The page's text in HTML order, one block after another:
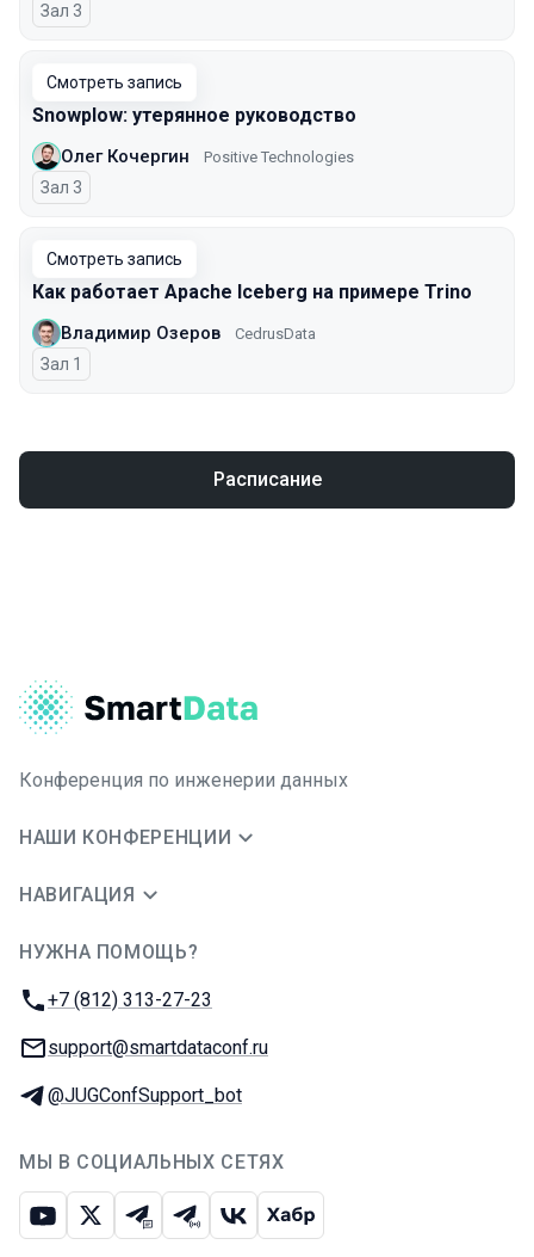
Зал 3
Смотреть запись
Snowplow: утерянное руководство
Олег Кочергин Positive Technologies
Зал 3
Смотреть запись
Как работает Apache Iceberg на примере Trino
Владимир Озеров CedrusData
Зал 1
Расписание
Конференция по инженерии данных
НАШИ КОНФЕРЕНЦИИ
НАВИГАЦИЯ
НУЖНА ПОМОЩЬ?
Телефон:
+7 (812) 313-27-23
E-mail:
support@smartdataconf.ru
Телеграм:
@JUGConfSupport_bot
МЫ В СОЦИАЛЬНЫХ СЕТЯХ
ЮтубИкс Телеграм-чат
Телеграм-канал
ВКонтакте
Хабр